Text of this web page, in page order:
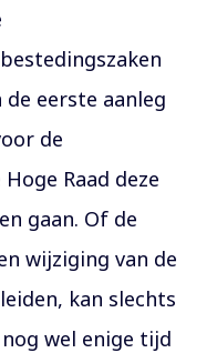
eerste aanleg
de
Raad deze
gaan. Of de
wijziging van de
kan slechts
wel enige tijd